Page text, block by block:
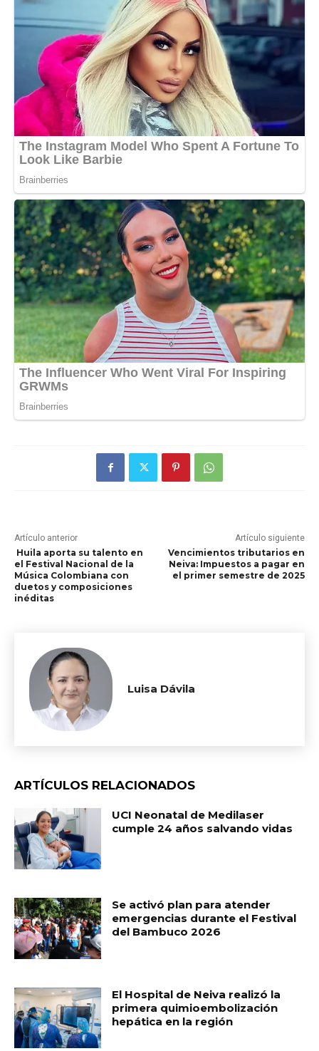
Artículo anterior
Huila aporta su talento en
el Festival Nacional de la
Música Colombiana con
duetos y composiciones
inéditas
Artículo siguiente
Vencimientos tributarios en
Neiva: Impuestos a pagar en
el primer semestre de 2025
Luisa Dávila
ARTÍCULOS RELACIONADOS
UCI Neonatal de Medilaser
cumple 24 años salvando vidas
Se activó plan para atender
emergencias durante el Festival
del Bambuco 2026
El Hospital de Neiva realizó la
primera quimioembolización
hepática en la región